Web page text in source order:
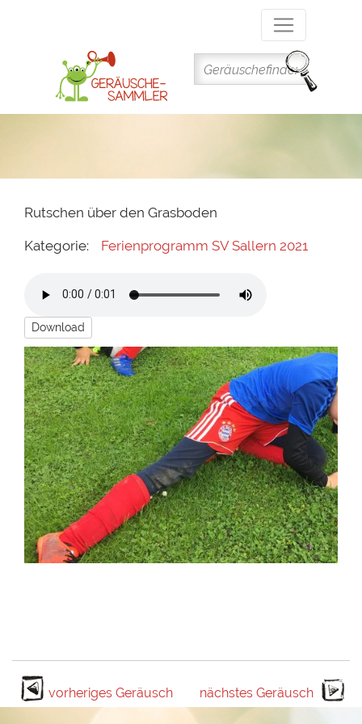
Inhalt
Rutschen über den Grasboden
Kategorie: Ferienprogramm SV Sallern 2021
Download
vorheriges Geräusch nächstes Geräusch